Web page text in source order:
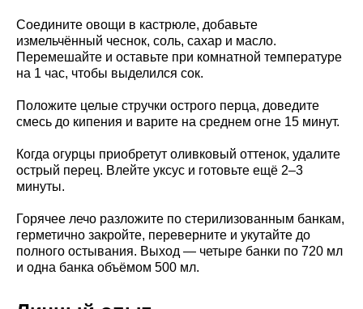
Соедините овощи в кастрюле, добавьте
измельчённый чеснок, соль, сахар и масло.
Перемешайте и оставьте при комнатной температуре
на 1 час, чтобы выделился сок.
Положите целые стручки острого перца, доведите
смесь до кипения и варите на среднем огне 15 минут.
Когда огурцы приобретут оливковый оттенок, удалите
острый перец. Влейте уксус и готовьте ещё 2–3
минуты.
Горячее лечо разложите по стерилизованным банкам,
герметично закройте, переверните и укутайте до
полного остывания. Выход — четыре банки по 720 мл
и одна банка объёмом 500 мл.